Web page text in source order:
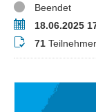
StatusBeendet
Termin18.06.2025
Teilnehmer
71 Teilnehmer